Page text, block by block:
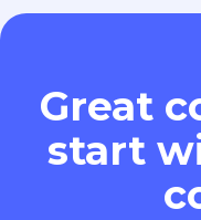
Great
start